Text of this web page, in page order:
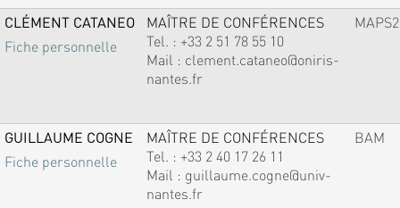
CLÉMENT CATANEO
Fiche personnelle
MAÎTRE DE CONFÉRENCES
Tel. : +33 2 51 78 55 10
Mail : clement.cataneo@oniris-
nantes.fr
MAPS2
GUILLAUME COGNE
Fiche personnelle
MAÎTRE DE CONFÉRENCES
Tel. : +33 2 40 17 26 11
Mail : guillaume.cogne@univ-
nantes.fr
BAM